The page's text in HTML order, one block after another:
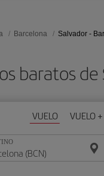
Barcelona Salvador -
baratos de
VUELO VUELO +